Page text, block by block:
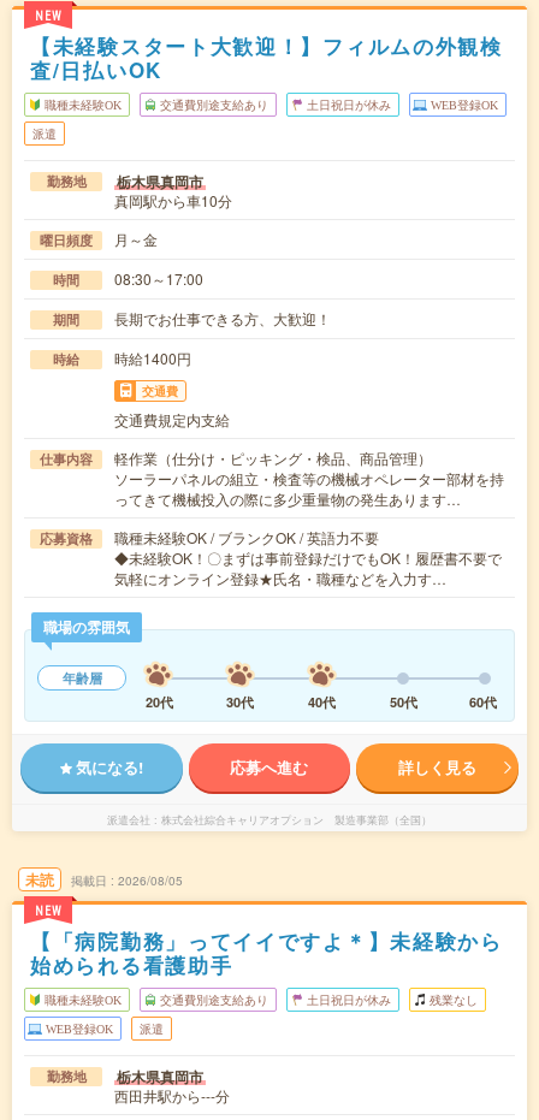
NEW
【未経験スタート大歓迎！】フィルムの外観検
査/日払いOK
職種未経験OK 交通費別途支給あり 土日祝日が休み WEB登録OK
派遣
勤務地 栃木県真岡市
真岡駅から車10分
曜日頻度 月～金
時間 08:30～17:00
期間 長期でお仕事できる方、大歓迎！
時給 時給1400円
交通費
交通費規定内支給
仕事内容
軽作業（仕分け・ピッキング・検品、商品管理）
ソーラーパネルの組立・検査等の機械オペレーター部材を持
ってきて機械投入の際に多少重量物の発生あります…
応募資格
職種未経験OK / ブランクOK / 英語力不要
◆未経験OK！〇まずは事前登録だけでもOK！履歴書不要で
気軽にオンライン登録★氏名・職種などを入力す…
職場の雰囲気
年齢層
20代
30代 40代 50代 60代
気になる! 応募へ進む 詳しく見る
派遣会社 株式会社綜合キャリアオプション 製造事業部（全国）
未読
NEW
掲載日 2026/08/05
【「病院勤務」ってイイですよ＊】未経験から
始められる看護助手
職種未経験OK 交通費別途支給あり 土日祝日が休み 残業なし
WEB登録OK 派遣
勤務地 栃木県真岡市
西田井駅から---分